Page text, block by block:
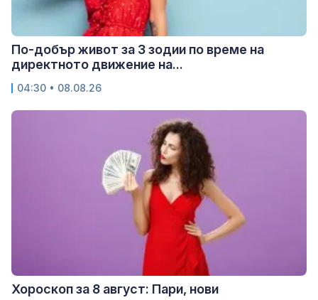
По-добър живот за 3 зодии по време на
директното движение на...
04:30 • 08.08.26
Хороскоп за 8 август: Пари, нови